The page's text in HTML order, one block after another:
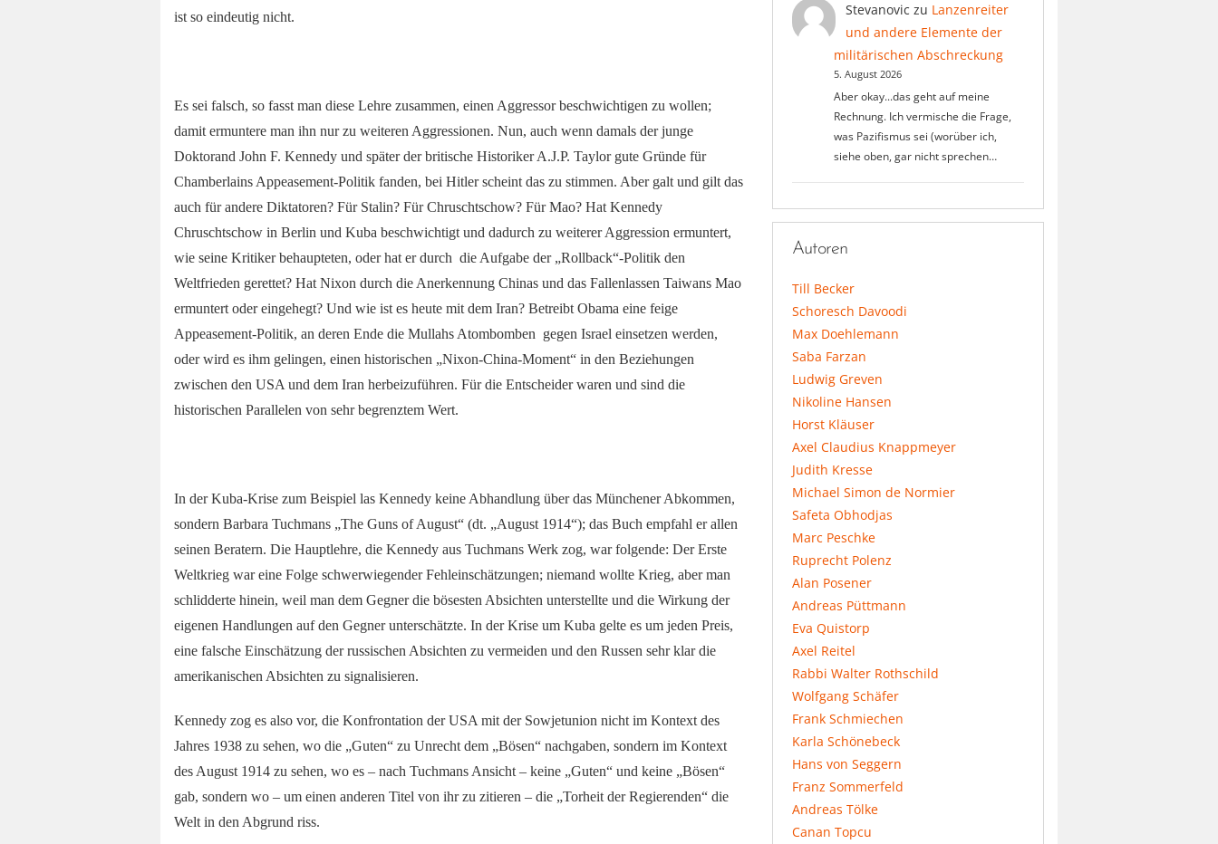
ist so eindeutig nicht.
Es sei falsch, so fasst man diese Lehre zusammen, einen Aggressor beschwichtigen zu wollen;
damit ermuntere man ihn nur zu weiteren Aggressionen. Nun, auch wenn damals der junge
Doktorand John F. Kennedy und später der britische Historiker A.J.P. Taylor gute Gründe für
Chamberlains Appeasement-Politik fanden, bei Hitler scheint das zu stimmen. Aber galt und gilt das
auch für andere Diktatoren? Für Stalin? Für Chruschtschow? Für Mao? Hat Kennedy
Chruschtschow in Berlin und Kuba beschwichtigt und dadurch zu weiterer Aggression ermuntert,
wie seine Kritiker behaupteten, oder hat er durch die Aufgabe der „Rollback“-Politik den
Weltfrieden gerettet? Hat Nixon durch die Anerkennung Chinas und das Fallenlassen Taiwans Mao
ermuntert oder eingehegt? Und wie ist es heute mit dem Iran? Betreibt Obama eine feige
Appeasement-Politik, an deren Ende die Mullahs Atombomben gegen Israel einsetzen werden,
oder wird es ihm gelingen, einen historischen „Nixon-China-Moment“ in den Beziehungen
zwischen den USA und dem Iran herbeizuführen. Für die Entscheider waren und sind die
historischen Parallelen von sehr begrenztem Wert.
In der Kuba-Krise zum Beispiel las Kennedy keine Abhandlung über das Münchener Abkommen,
sondern Barbara Tuchmans „The Guns of August“ (dt. „August 1914“); das Buch empfahl er allen
seinen Beratern. Die Hauptlehre, die Kennedy aus Tuchmans Werk zog, war folgende: Der Erste
Weltkrieg war eine Folge schwerwiegender Fehleinschätzungen; niemand wollte Krieg, aber man
schlidderte hinein, weil man dem Gegner die bösesten Absichten unterstellte und die Wirkung der
eigenen Handlungen auf den Gegner unterschätzte. In der Krise um Kuba gelte es um jeden Preis,
eine falsche Einschätzung der russischen Absichten zu vermeiden und den Russen sehr klar die
amerikanischen Absichten zu signalisieren.
Kennedy zog es also vor, die Konfrontation der USA mit der Sowjetunion nicht im Kontext des
Jahres 1938 zu sehen, wo die „Guten“ zu Unrecht dem „Bösen“ nachgaben, sondern im Kontext
des August 1914 zu sehen, wo es – nach Tuchmans Ansicht – keine „Guten“ und keine „Bösen“
gab, sondern wo – um einen anderen Titel von ihr zu zitieren – die „Torheit der Regierenden“ die
Welt in den Abgrund riss.
Stevanovic zu Lanzenreiter
und andere Elemente der
militärischen Abschreckung
5. August 2026
Aber okay...das geht auf meine
Rechnung. Ich vermische die Frage,
was Pazifismus sei (worüber ich,
siehe oben, gar nicht sprechen…
Autoren
Till Becker
Schoresch Davoodi
Max Doehlemann
Saba Farzan
Ludwig Greven
Nikoline Hansen
Horst Kläuser
Axel Claudius Knappmeyer
Judith Kresse
Michael Simon de Normier
Safeta Obhodjas
Marc Peschke
Ruprecht Polenz
Alan Posener
Andreas Püttmann
Eva Quistorp
Axel Reitel
Rabbi Walter Rothschild
Wolfgang Schäfer
Frank Schmiechen
Karla Schönebeck
Hans von Seggern
Franz Sommerfeld
Andreas Tölke
Canan Topcu